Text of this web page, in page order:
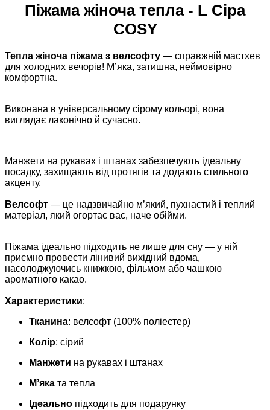
Піжама жіноча тепла - L Сіра
COSY
Тепла жіноча піжама з велсофту — справжній мастхев
для холодних вечорів! М’яка, затишна, неймовірно
комфортна.
Виконана в універсальному сірому кольорі, вона
виглядає лаконічно й сучасно.
Манжети на рукавах і штанах забезпечують ідеальну
посадку, захищають від протягів та додають стильного
акценту.
Велсофт — це надзвичайно м’який, пухнастий і теплий
матеріал, який огортає вас, наче обійми.
Піжама ідеально підходить не лише для сну — у ній
приємно провести лінивий вихідний вдома,
насолоджуючись книжкою, фільмом або чашкою
ароматного какао.
Характеристики:
Тканина: велсофт (100% поліестер)
Колір: сірий
Манжети на рукавах і штанах
М’яка та тепла
Ідеально підходить для подарунку